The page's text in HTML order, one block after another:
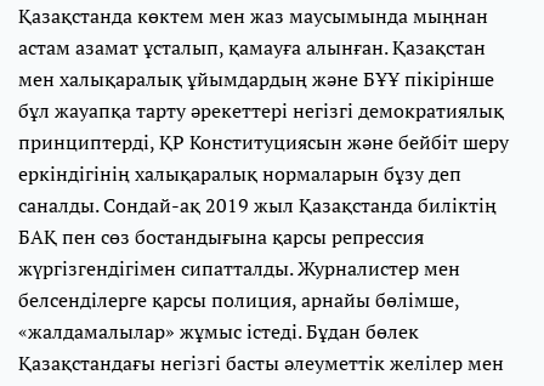
Қазақстанда көктем мен жаз маусымында мыңнан
астам азамат ұсталып, қамауға алынған. Қазақстан
мен халықаралық ұйымдардың және БҰҰ пікірінше
бұл жауапқа тарту әрекеттері негізгі демократиялық
принциптерді, ҚР Конституциясын және бейбіт шеру
еркіндігінің халықаралық нормаларын бұзу деп
саналды. Сондай-ақ 2019 жыл Қазақстанда биліктің
БАҚ пен сөз бостандығына қарсы репрессия
жүргізгендігімен сипатталды. Журналистер мен
белсенділерге қарсы полиция, арнайы бөлімше,
«жалдамалылар» жұмыс істеді. Бұдан бөлек
Қазақстандағы негізгі басты әлеуметтік желілер мен